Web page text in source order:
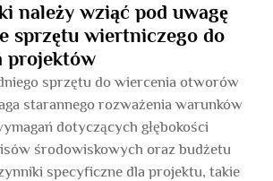
należy wziąć pod uwagę
sprzętu wiertniczego do
projektów
sprzętu do wiercenia otworów
starannego rozważenia warunków
dotyczących głębokości
środowiskowych oraz budżetu
specyficzne dla projektu, takie